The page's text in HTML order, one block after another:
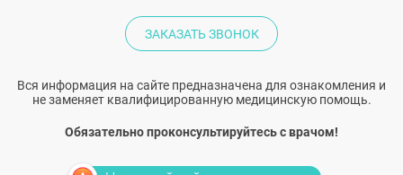
ЗАКАЗАТЬ ЗВОНОК
Вся информация на сайте предназначена для ознакомления и
не заменяет квалифицированную медицинскую помощь.
Обязательно проконсультируйтесь с врачом!